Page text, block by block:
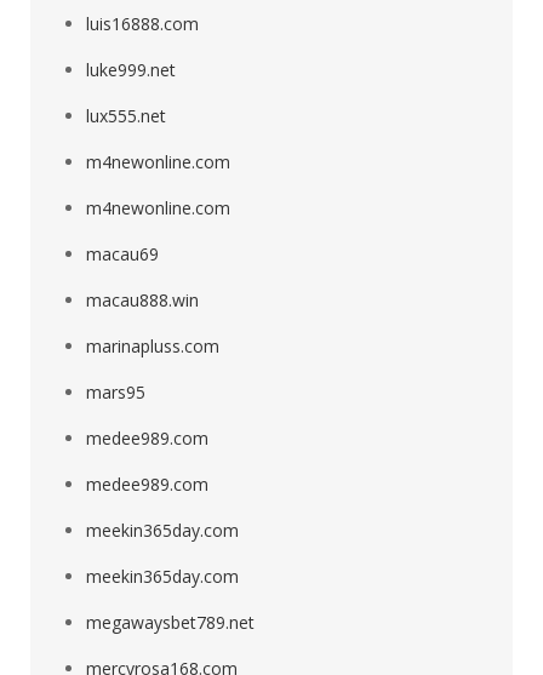
luis16888.com
luke999.net
lux555.net
m4newonline.com
m4newonline.com
macau69
macau888.win
marinapluss.com
mars95
medee989.com
medee989.com
meekin365day.com
meekin365day.com
megawaysbet789.net
mercyrosa168.com